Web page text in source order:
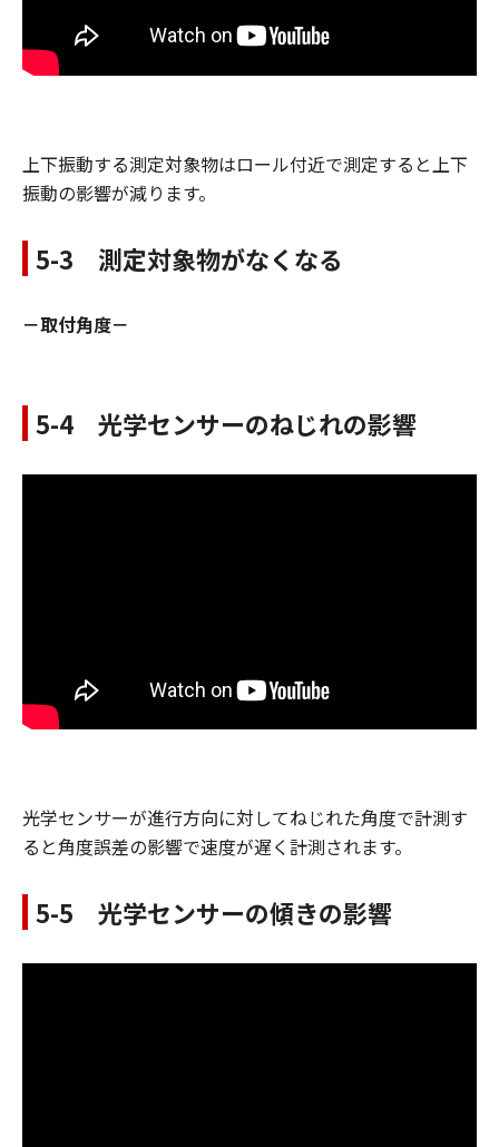
上下振動する測定対象物はロール付近で測定すると上下
振動の影響が減ります。
5-3 測定対象物がなくなる
－取付角度－
5-4 光学センサーのねじれの影響
光学センサーが進行方向に対してねじれた角度で計測す
ると角度誤差の影響で速度が遅く計測されます。
5-5 光学センサーの傾きの影響